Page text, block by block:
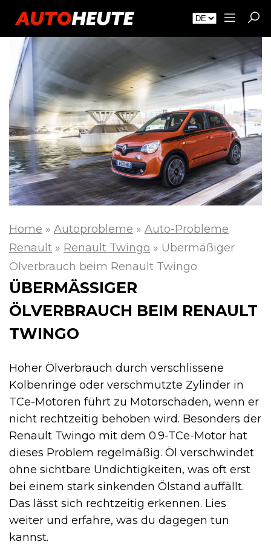
Home » Autoprobleme » Auto-Probleme
Renault » Renault Twingo » Übermäßiger
Ölverbrauch beim Renault Twingo
ÜBERMÄSSIGER Ö
LVERBRAUCH BEIM RENAULT T
WINGO
Hoher Ölverbrauch durch verschlissene
Kolbenringe oder verschmutzte Zylinder in
TCe-Motoren führt zu Motorschäden, wenn er
nicht rechtzeitig behoben wird. Besonders der
Renault Twingo mit dem 0.9-TCe-Motor hat
dieses Problem regelmäßig. Öl verschwindet
ohne sichtbare Undichtigkeiten, was oft erst
bei einem stark sinkenden Ölstand auffällt.
Das lässt sich rechtzeitig erkennen. Lies
weiter und erfahre, was du dagegen tun
kannst.